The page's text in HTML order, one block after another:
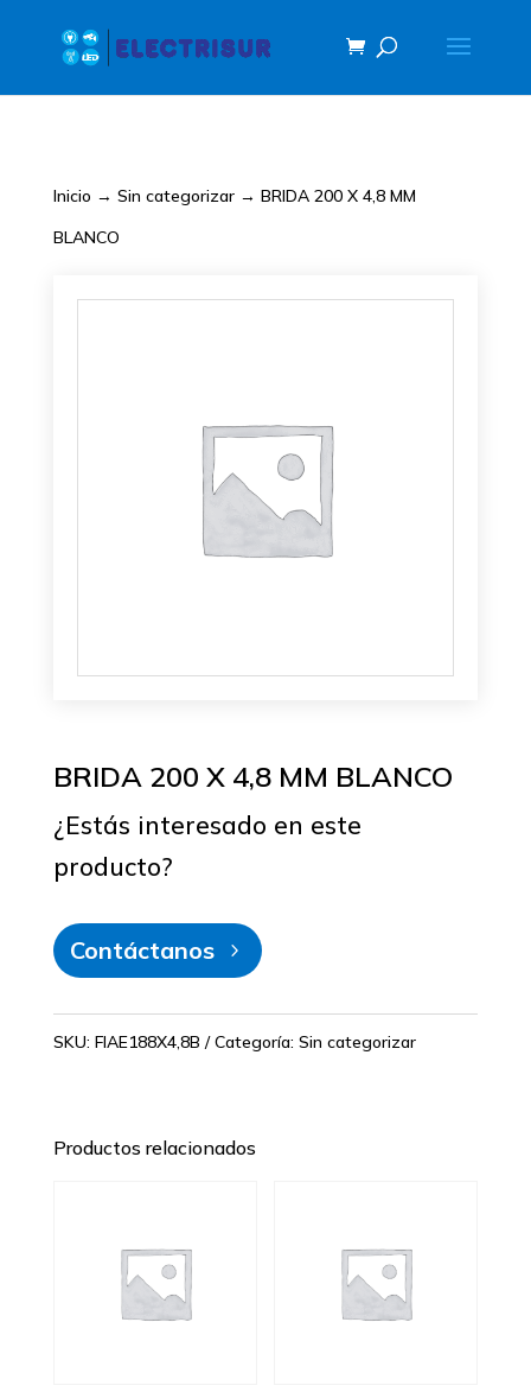
Inicio → Sin categorizar→ BRIDA 200 X 4,8 MM
BLANCO
BRIDA 200 X 4,8 MM BLANCO
¿Estás interesado en este
producto?
Contáctanos
SKU: FIAE188X4,8B Categoría: Sin categorizar
Productos relacionados